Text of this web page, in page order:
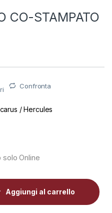
CO-STAMPATO
Confronta
/ Hercules
D5 Campagnola quantity
Aggiungi al carrello